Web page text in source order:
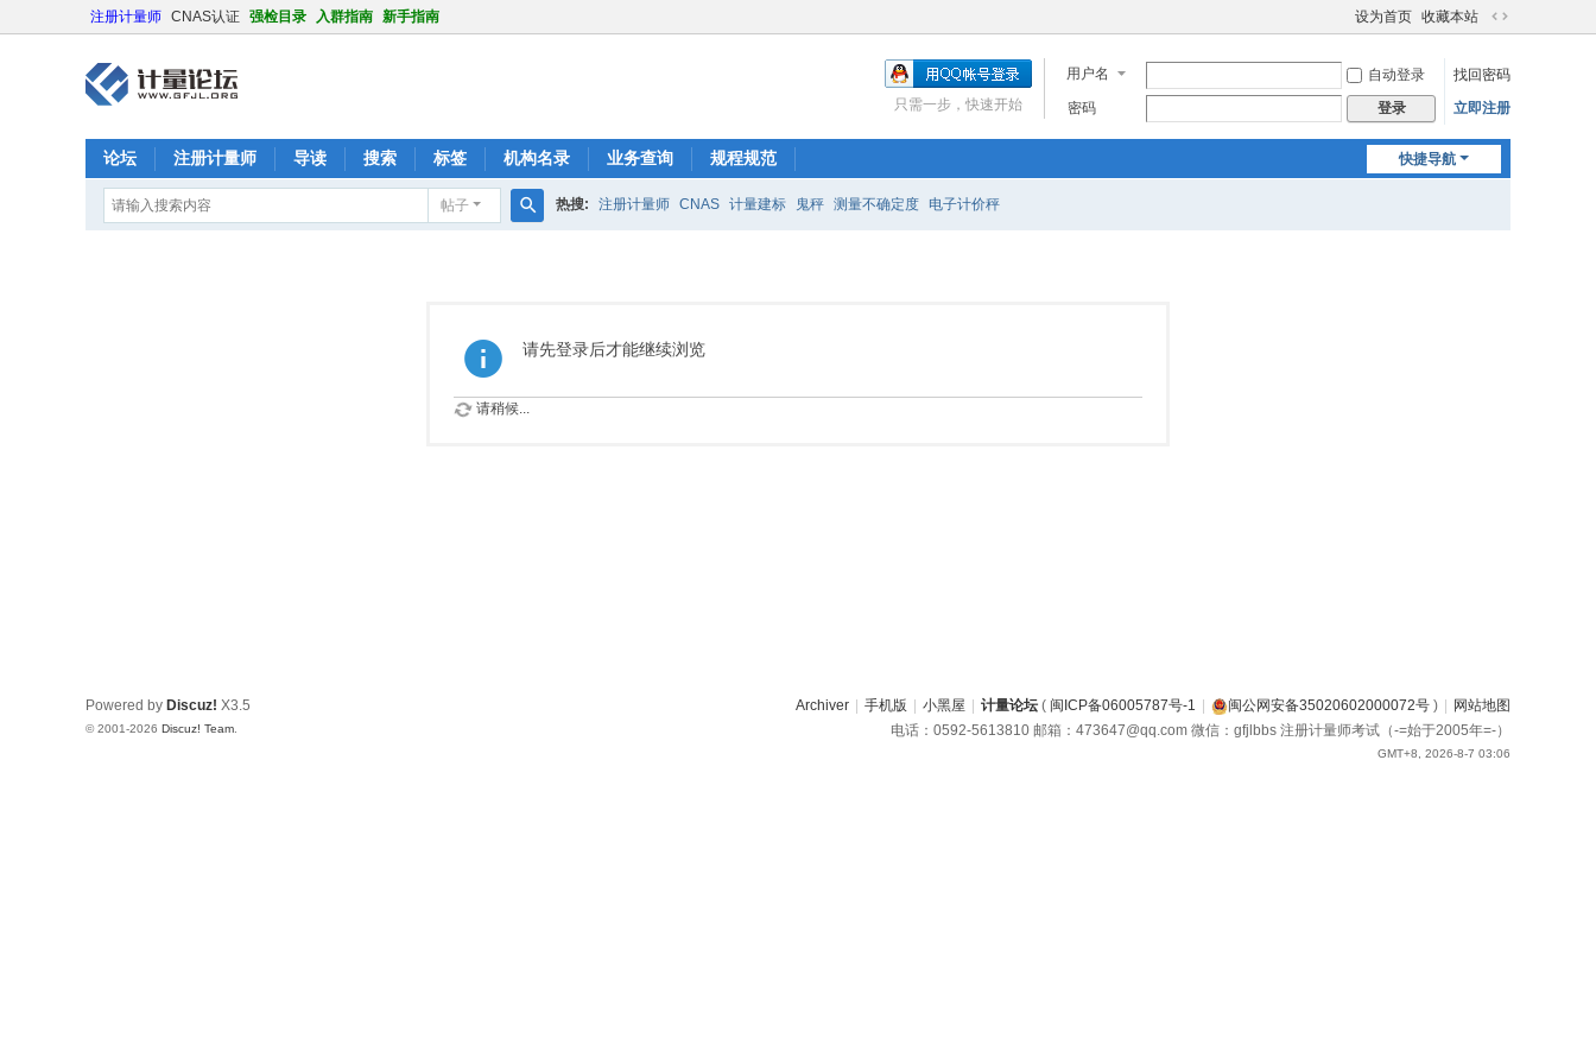
注册计量师 CNAS认证 强检目录 入群指南 新手指南 设为首页 收藏本站
切
到
宽
用户名 自动登录
找回密码
密码
登录 立即注册
只需一步，快速开始
快捷导航
论坛 注册计量师 导读 搜索 标签 机构名录 业务查询 规程规范
帖子 热搜: 注册计量师 CNAS 计量建标 鬼秤 测量不确定度 电子计价秤
请先登录后才能继续浏览
请稍候...
Archiver 手机版 小黑屋 计量论坛 ( 闽ICP备06005787号-1 闽公网安备35020602000072号 )
网站地图
电话：0592-5613810 邮箱：473647@qq.com 微信：gfjlbbs 注册计量师考试（-=始于2005年=-）
GMT+8, 2026-8-7 03:06
Powered by Discuz! X3.5
© 2001-2026 Discuz! Team